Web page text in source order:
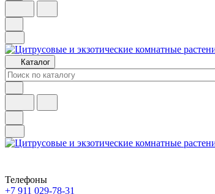
Каталог
Телефоны
+7 911 029-78-31